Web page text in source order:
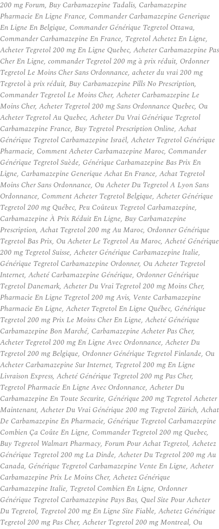
200 mg Forum, Buy Carbamazepine Tadalis, Carbamazepine
Pharmacie En Ligne France, Commander Carbamazepine Generique
En Ligne En Belgique, Commander Générique Tegretol Ottawa,
Commander Carbamazepine En France, Tegretol Achetez En Ligne,
Acheter Tegretol 200 mg En Ligne Quebec, Acheter Carbamazepine Pas
Cher En Ligne, commander Tegretol 200 mg à prix réduit, Ordonner
Tegretol Le Moins Cher Sans Ordonnance, acheter du vrai 200 mg
Tegretol à prix réduit, Buy Carbamazepine Pills No Prescription,
Commander Tegretol Le Moins Cher, Acheter Carbamazepine Le
Moins Cher, Acheter Tegretol 200 mg Sans Ordonnance Quebec, Ou
Acheter Tegretol Au Quebec, Acheter Du Vrai Générique Tegretol
Carbamazepine France, Buy Tegretol Prescription Online, Achat
Générique Tegretol Carbamazepine Israël, Acheter Tegretol Générique
Pharmacie, Comment Acheter Carbamazepine Maroc, Commander
Générique Tegretol Suède, Générique Carbamazepine Bas Prix En
Ligne, Carbamazepine Generique Achat En France, Achat Tegretol
Moins Cher Sans Ordonnance, Ou Acheter Du Tegretol A Lyon Sans
Ordonnance, Comment Acheter Tegretol Belgique, Acheter Générique
Tegretol 200 mg Québec, Peu Coûteux Tegretol Carbamazepine,
Carbamazepine À Prix Réduit En Ligne, Buy Carbamazepine
Prescription, Achat Tegretol 200 mg Au Maroc, Ordonner Générique
Tegretol Bas Prix, Ou Acheter Le Tegretol Au Maroc, Acheté Générique
200 mg Tegretol Suisse, Acheter Générique Carbamazepine Italie,
Générique Tegretol Carbamazepine Ordonner, Ou Acheter Tegretol
Internet, Acheté Carbamazepine Générique, Ordonner Générique
Tegretol Danemark, Acheter Du Vrai Tegretol 200 mg Moins Cher,
Pharmacie En Ligne Tegretol 200 mg Avis, Vente Carbamazepine
Pharmacie En Ligne, Acheter Tegretol En Ligne Québec, Générique
Tegretol 200 mg Prix Le Moins Cher En Ligne, Acheté Générique
Carbamazepine Bon Marché, Carbamazepine Acheter Pas Cher,
Acheter Tegretol 200 mg En Ligne Avec Ordonnance, Acheter Du
Tegretol 200 mg Belgique, Ordonner Générique Tegretol Finlande, Ou
Acheter Carbamazepine Sur Internet, Tegretol 200 mg En Ligne
Livraison Express, Acheté Générique Tegretol 200 mg Pas Cher,
Tegretol Pharmacie En Ligne Avec Ordonnance, Acheter Du
Carbamazepine En Toute Securite, Générique 200 mg Tegretol Acheter
Maintenant, Acheter Du Vrai Générique 200 mg Tegretol Zürich, Achat
De Carbamazepine En Pharmacie, Générique Tegretol Carbamazepine
Combien Ça Coûte En Ligne, Commander Tegretol 200 mg Quebec,
Buy Tegretol Walmart Pharmacy, Forum Pour Achat Tegretol, Achetez
Générique Tegretol 200 mg La Dinde, Acheter Du Tegretol 200 mg Au
Canada, Générique Tegretol Carbamazepine Vente En Ligne, Acheter
Carbamazepine Prix Le Moins Cher, Achetez Générique
Carbamazepine Italie, Tegretol Combien En Ligne, Ordonner
Générique Tegretol Carbamazepine Pays Bas, Quel Site Pour Acheter
Du Tegretol, Tegretol 200 mg En Ligne Site Fiable, Achetez Générique
Tegretol 200 mg Pas Cher, Acheter Tegretol 200 mg Montreal, Ou